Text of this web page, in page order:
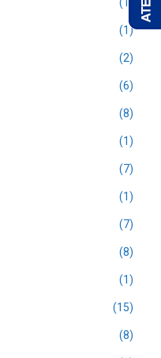
(1)
(2)
(6)
(8)
(1)
(7)
(1)
(7)
(8)
(1)
(15)
(8)